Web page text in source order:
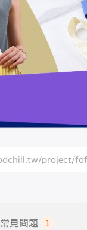
常見問題 1